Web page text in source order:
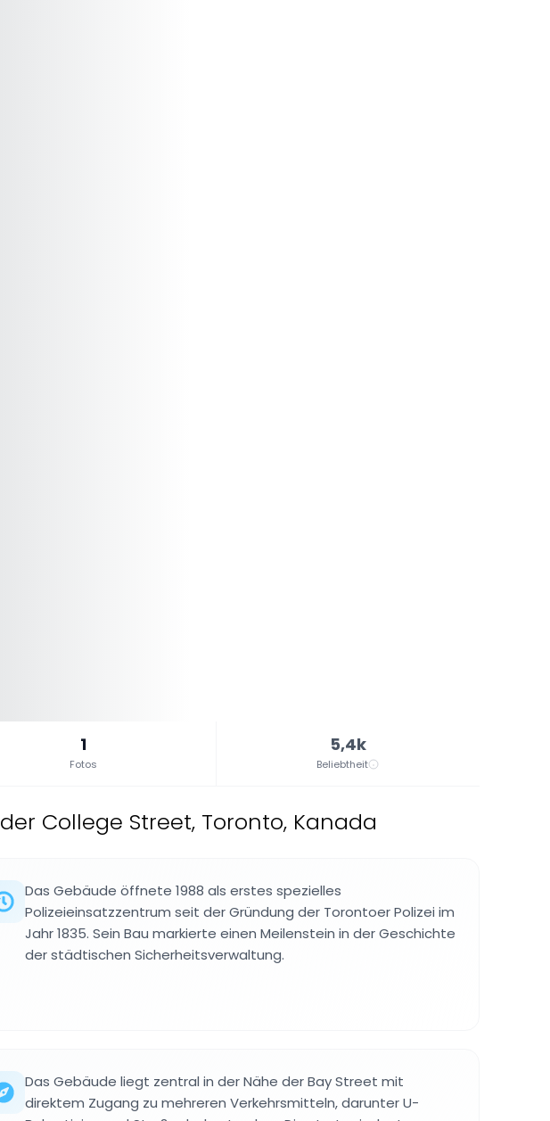
1
Fotos
5,4k
Beliebtheit
College Street, Toronto, Kanada
Das Gebäude öffnete 1988 als erstes spezielles
Polizeieinsatzzentrum seit der Gründung der Torontoer Polizei im
Jahr 1835. Sein Bau markierte einen Meilenstein in der Geschichte
der städtischen Sicherheitsverwaltung.
Das Gebäude liegt zentral in der Nähe der Bay Street mit
direktem Zugang zu mehreren Verkehrsmitteln, darunter U-